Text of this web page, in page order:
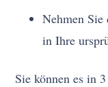
Nehmen
in Ihre
Sie können es in